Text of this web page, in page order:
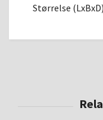
Størrelse